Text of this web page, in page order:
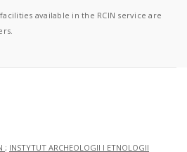
available in the RCIN service are
; INSTYTUT ARCHEOLOGII I ETNOLOGII